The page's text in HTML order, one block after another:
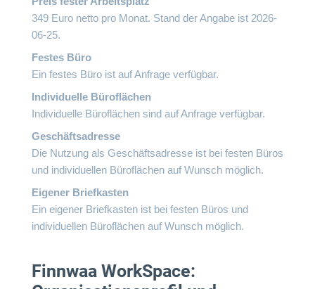
349 Euro netto pro Monat. Stand der Angabe ist 2026-
06-25.
Festes Büro
Ein festes Büro ist auf Anfrage verfügbar.
Individuelle Büroflächen
Individuelle Büroflächen sind auf Anfrage verfügbar.
Geschäftsadresse
Die Nutzung als Geschäftsadresse ist bei festen Büros
und individuellen Büroflächen auf Wunsch möglich.
Eigener Briefkasten
Ein eigener Briefkasten ist bei festen Büros und
individuellen Büroflächen auf Wunsch möglich.
Finnwaa WorkSpace: